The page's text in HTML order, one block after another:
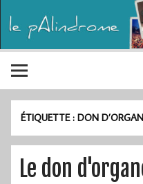
ÉTIQUETTE :DON
Le don